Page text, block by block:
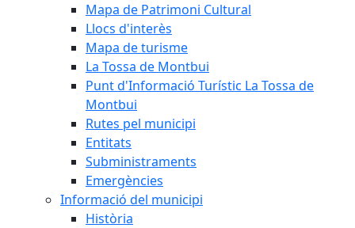
Mapa de Patrimoni Cultural
Llocs d'interès
Mapa de turisme
La Tossa de Montbui
Punt d'Informació Turístic La Tossa de
Montbui
Rutes pel municipi
Entitats
Subministraments
Emergències
Informació del municipi
Història